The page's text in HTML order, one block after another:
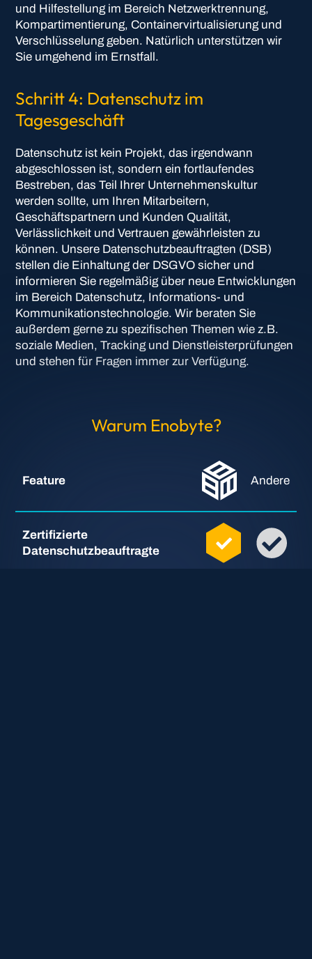
und Hilfestellung im Bereich Netzwerktrennung,
Kompartimentierung, Containervirtualisierung und
Verschlüsselung geben. Natürlich unterstützen wir
Sie umgehend im Ernstfall.
Schritt 4: Datenschutz im
Tagesgeschäft
Datenschutz ist kein Projekt, das irgendwann
abgeschlossen ist, sondern ein fortlaufendes
Bestreben, das Teil Ihrer Unternehmenskultur
werden sollte, um Ihren Mitarbeitern,
Geschäftspartnern und Kunden Qualität,
Verlässlichkeit und Vertrauen gewährleisten zu
können. Unsere Datenschutzbeauftragten (DSB)
stellen die Einhaltung der DSGVO sicher und
informieren Sie regelmäßig über neue Entwicklungen
im Bereich Datenschutz, Informations- und
Kommunikationstechnologie. Wir beraten Sie
außerdem gerne zu spezifischen Themen wie z.B.
soziale Medien, Tracking und Dienstleisterprüfungen
und stehen für Fragen immer zur Verfügung.
Warum Enobyte?
Feature Andere
Zertifizierte
Datenschutzbeauftragte